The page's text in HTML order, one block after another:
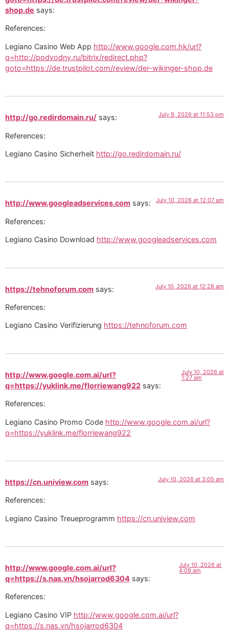
shop.de says:
References:
Legiano Casino Web App http://www.google.com.hk/url?
q=http://podvodny.ru/bitrix/redirect.php?
goto=https://de.trustpilot.com/review/der-wikinger-shop.de
http://go.redirdomain.ru/ says: July 9, 2026 at 11:53 pm
References:
Legiano Casino Sicherheit http://go.redirdomain.ru/
http://www.googleadservices.com says: July 10, 2026 at 12:07 am
References:
Legiano Casino Download http://www.googleadservices.com
https://tehnoforum.com says: July 10, 2026 at 12:28 am
References:
Legiano Casino Verifizierung https://tehnoforum.com
http://www.google.com.ai/url?
q=https://yuklink.me/florriewang922 says:
July 10, 2026 at
1:27 am
References:
Legiano Casino Promo Code http://www.google.com.ai/url?
q=https://yuklink.me/florriewang922
https://cn.uniview.com says: July 10, 2026 at 3:05 am
References:
Legiano Casino Treueprogramm https://cn.uniview.com
http://www.google.com.ai/url?
q=https://s.nas.vn/hsojarrod6304 says:
July 10, 2026 at
4:09 am
References:
Legiano Casino VIP http://www.google.com.ai/url?
q=https://s.nas.vn/hsojarrod6304